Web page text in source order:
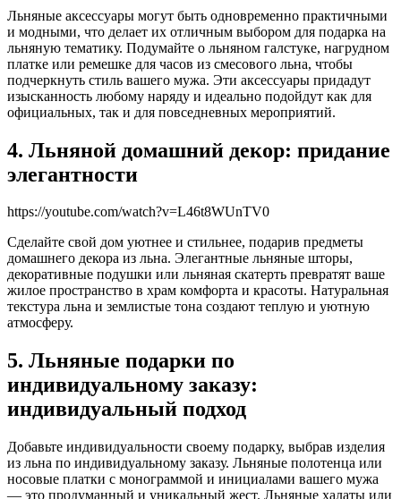
Льняные аксессуары могут быть одновременно практичными
и модными, что делает их отличным выбором для подарка на
льняную тематику. Подумайте о льняном галстуке, нагрудном
платке или ремешке для часов из смесового льна, чтобы
подчеркнуть стиль вашего мужа. Эти аксессуары придадут
изысканность любому наряду и идеально подойдут как для
официальных, так и для повседневных мероприятий.
4. Льняной домашний декор: придание
элегантности
https://youtube.com/watch?v=L46t8WUnTV0
Сделайте свой дом уютнее и стильнее, подарив предметы
домашнего декора из льна. Элегантные льняные шторы,
декоративные подушки или льняная скатерть превратят ваше
жилое пространство в храм комфорта и красоты. Натуральная
текстура льна и землистые тона создают теплую и уютную
атмосферу.
5. Льняные подарки по
индивидуальному заказу:
индивидуальный подход
Добавьте индивидуальности своему подарку, выбрав изделия
из льна по индивидуальному заказу. Льняные полотенца или
носовые платки с монограммой и инициалами вашего мужа
— это продуманный и уникальный жест. Льняные халаты или